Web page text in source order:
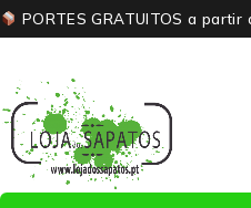
PORTES GRATUITOS a partir